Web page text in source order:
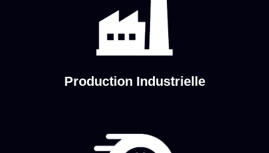
Production Industrielle